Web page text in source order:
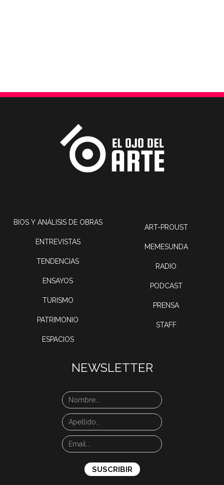
BIOS Y ANÁLISIS DE OBRAS
ENTREVISTAS
TENDENCIAS
ENSAYOS
TURISMO
PATRIMONIO
ESPACIOS
ART-PROUST
MEMESUNDA
RADIO
PODCAST
PRENSA
STAFF
NEWSLETTER